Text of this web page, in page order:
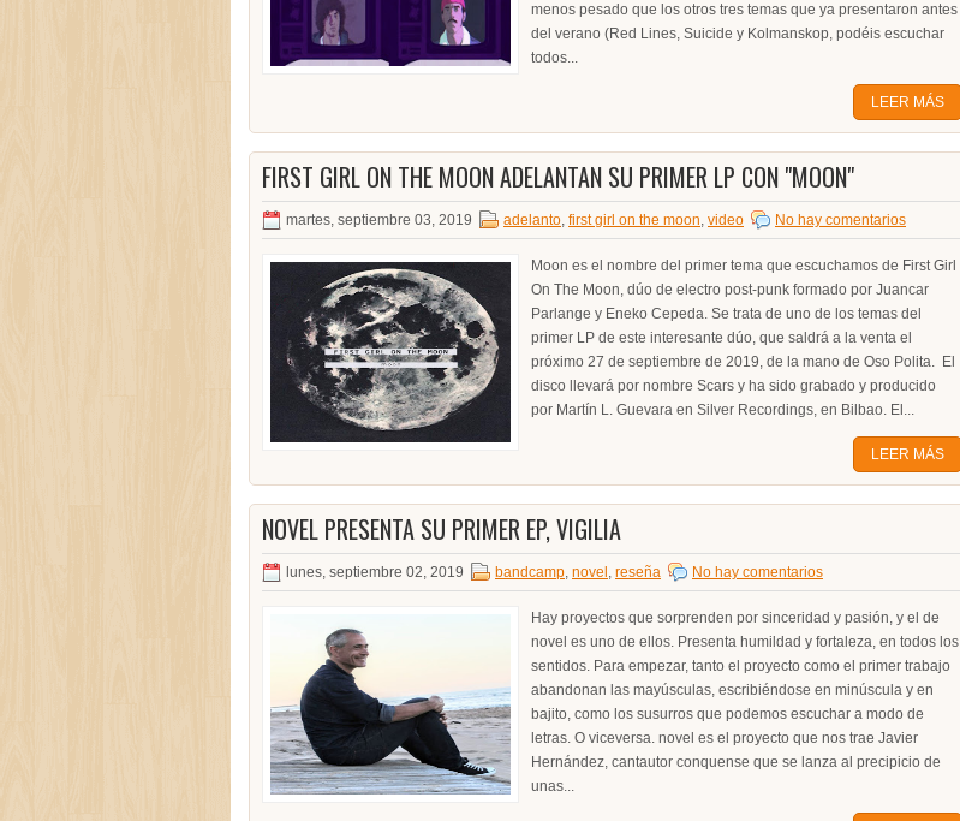
menos pesado que los otros tres temas que ya presentaron antes
del verano (Red Lines, Suicide y Kolmanskop, podéis escuchar
todos...
LEER MÁS
FIRST GIRL ON THE MOON ADELANTAN SU PRIMER LP CON "MOON"
martes, septiembre 03, 2019 adelanto, first girl on the moon, video No hay comentarios
Moon es el nombre del primer tema que escuchamos de First Girl
On The Moon, dúo de electro post-punk formado por Juancar
Parlange y Eneko Cepeda. Se trata de uno de los temas del
primer LP de este interesante dúo, que saldrá a la venta el
próximo 27 de septiembre de 2019, de la mano de Oso Polita. El
disco llevará por nombre Scars y ha sido grabado y producido
por Martín L. Guevara en Silver Recordings, en Bilbao. El...
LEER MÁS
NOVEL PRESENTA SU PRIMER EP, VIGILIA
lunes, septiembre 02, 2019 bandcamp, novel , reseña No hay comentarios
Hay proyectos que sorprenden por sinceridad y pasión, y el de
novel es uno de ellos. Presenta humildad y fortaleza, en todos los
sentidos. Para empezar, tanto el proyecto como el primer trabajo
abandonan las mayúsculas, escribiéndose en minúscula y en
bajito, como los susurros que podemos escuchar a modo de
letras. O viceversa. novel es el proyecto que nos trae Javier
Hernández, cantautor conquense que se lanza al precipicio de
unas...